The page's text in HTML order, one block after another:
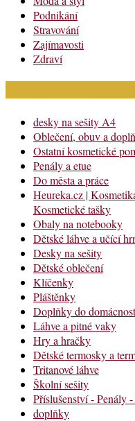
Podnikání
Stravování
Zajímavosti
Zdraví
desky na sešity A4
Oblečení, obuv a
Ostatní kosmetické
Penály a etue
Do města a práce
Heureka.cz |
Kosmetické tašky
Obaly na notebooky
Dětské láhve a učící
Desky na sešity
Dětské oblečení
Klíčenky
Pláštěnky
Doplňky do
Láhve a pitné vaky
Hry a hračky
Dětské termosky a
Tritanové láhve
Školní sešity
Příslušenství - Penály
doplňky